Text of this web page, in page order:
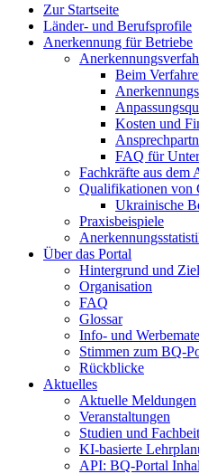
Zur Startseite
Länder- und Berufsprofile
Anerkennung für Betriebe
Beim
Kosten und
FAQ für
Fachkräfte aus dem
Qualifikationen von
Ukrainische
Praxisbeispiele
Über das Portal
Hintergrund und
Organisation
FAQ
Glossar
Info- und
Stimmen zum BQ-
Rückblicke
Aktuelles
Aktuelle Meldungen
Veranstaltungen
Studien und
KI-basierte
API: BQ-Portal